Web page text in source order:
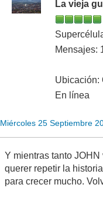
La vieja
Mensajes:
Ubicación:
En línea
Miércoles 25 Septiembre
Y mientras tanto
querer repetir la
para crecer mucho.